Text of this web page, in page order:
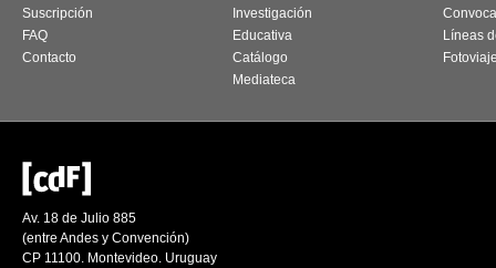
Suscripción
FAQ
Contacto
Investigación
Educativa
Catálogo
Mediateca
Líneas
Av. 18 de Julio 885
(entre Andes y Convención)
CP 11100. Montevideo. Uruguay